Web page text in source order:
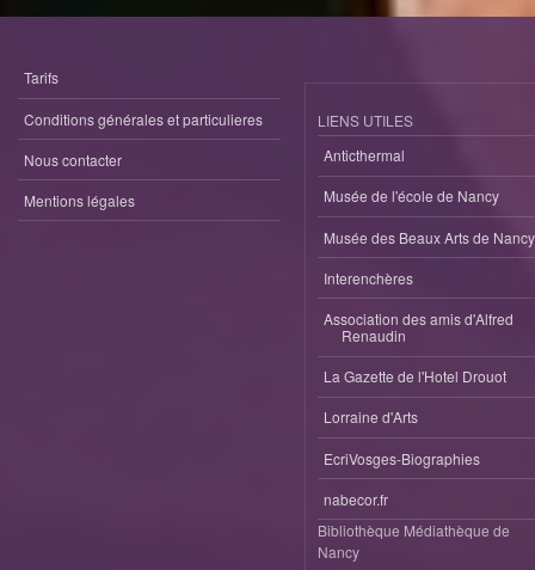
Tarifs
Conditions générales et particulieres
Nous contacter
Mentions légales
LIENS UTILES
Anticthermal
Musée de l'école de Nancy
Musée des Beaux Arts de Nancy
Interenchères
Association des amis d'Alfred
Renaudin
La Gazette de l'Hotel Drouot
Lorraine d'Arts
EcriVosges-Biographies
nabecor.fr
Bibliothèque Médiathèque de
Nancy